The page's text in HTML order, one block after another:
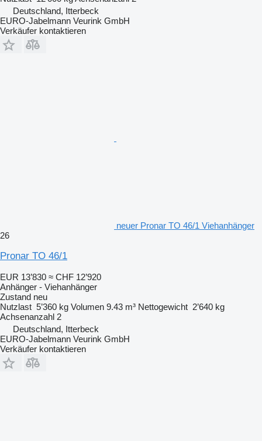
Deutschland, Itterbeck
EURO-Jabelmann Veurink GmbH
Verkäufer kontaktieren
neuer Pronar TO 46/1 Viehanhänger
26
Pronar TO 46/1
EUR 13’830 ≈ CHF 12’920
Anhänger - Viehanhänger
Zustand neu
Nutzlast 5’360 kg Volumen 9.43 m³ Nettogewicht 2’640 kg
Achsenanzahl 2
Deutschland, Itterbeck
EURO-Jabelmann Veurink GmbH
Verkäufer kontaktieren